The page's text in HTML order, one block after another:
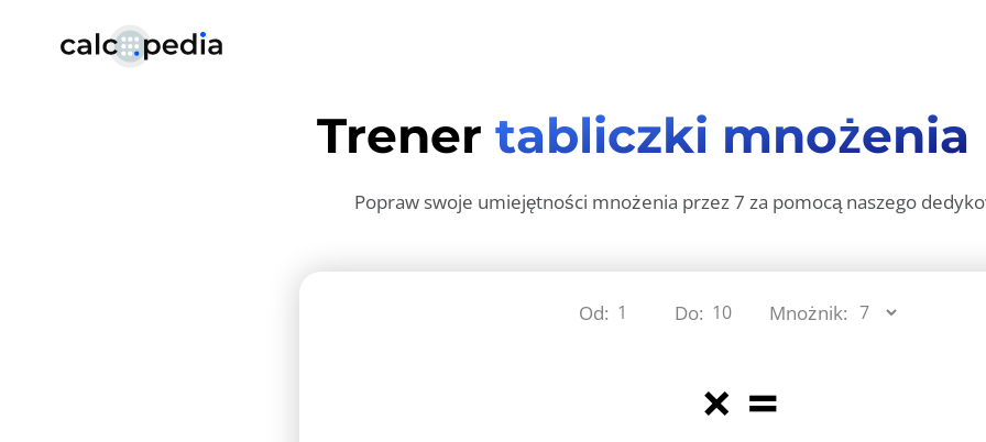
Trener tabliczki mnożenia
Popraw swoje umiejętności mnożenia przez 7 za pomocą naszego
Od: Do: Mnożnik:
× =